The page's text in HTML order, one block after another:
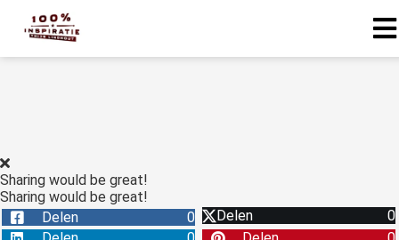
Sharing would be great!
Sharing would be great!
Delen
0 Delen
0